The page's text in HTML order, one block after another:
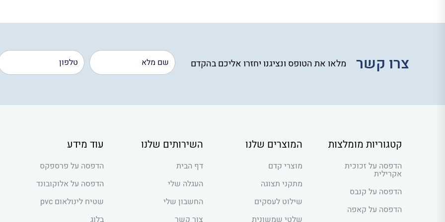
צרו קשר מלאו את הטופס ונציגנו יחזרו אליכם בהקדם
קטגוריות מומלצות
הדפסה על זכוכית
אקרילית
הדפסה על קנבס
הדפסה על קאפה
המוצרים שלנו
מוצרי קדם
מתקני תצוגה
שילוט לעסקים
שלטי שמשונית
השירותים שלנו
דף הבית
העגלה שלי
החשבון שלי
צור קשר
עוד מידע
הדפסה על פרספקס
הדפסה על אלוקובונד
שטיח לינולאום pvc
בלוג